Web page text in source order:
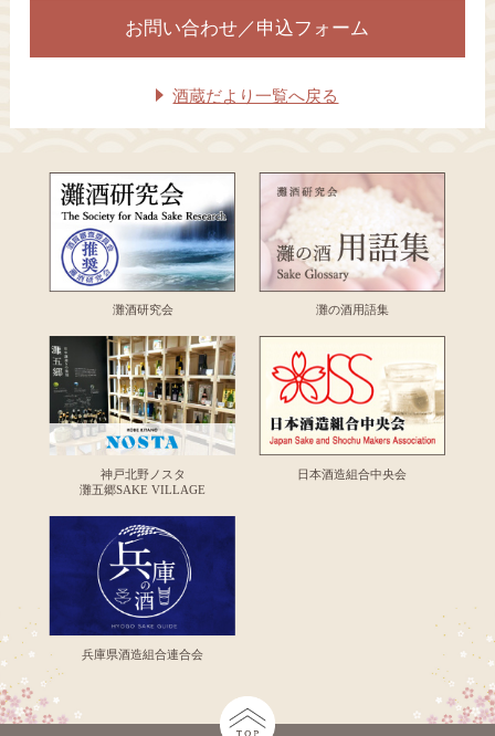
お問い合わせ／申込フォーム
酒蔵だより一覧へ戻る
灘酒研究会 灘の酒用語集
神戸北野ノスタ
灘五郷SAKE VILLAGE
日本酒造組合中央会
兵庫県酒造組合連合会